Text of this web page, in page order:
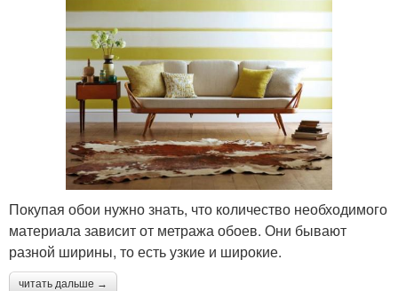
Покупая обои нужно знать, что количество необходимого
материала зависит от метража обоев. Они бывают
разной ширины, то есть узкие и широкие.
читать дальше →